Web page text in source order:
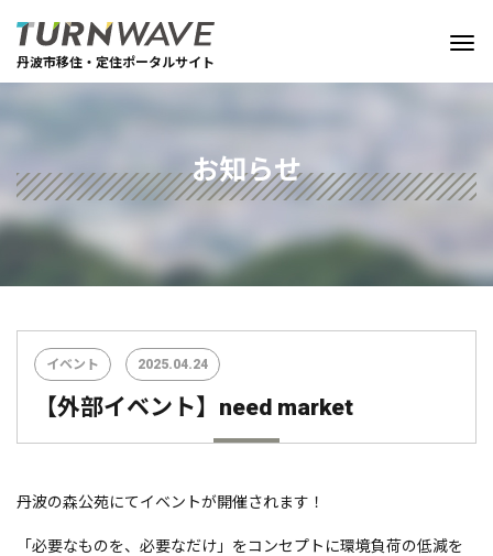
丹波市移住・定住ポータルサイト
お知らせ
イベント 2025.04.24
【外部イベント】need market
丹波の森公苑にてイベントが開催されます！
「必要なものを、必要なだけ」をコンセプトに環境負荷の低減を